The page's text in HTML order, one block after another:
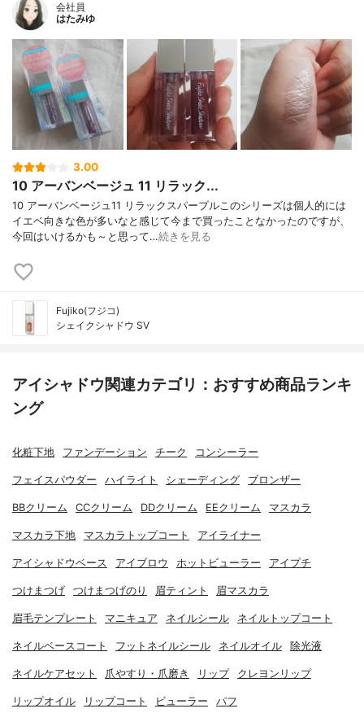
会社員
はたみゆ
3.00
10 アーバンベージュ 11 リラック...
10 アーバンベージュ11 リラックスパープルこのシリーズは個人的には
イエベ向きな色が多いなと感じて今まで買ったことなかったのですが、
今回はいけるかも～と思って…続きを見る
Fujiko(フジコ)
シェイクシャドウ SV
アイシャドウ関連カテゴリ：おすすめ商品ランキ
ング
化粧下地 ファンデーション チーク コンシーラー
フェイスパウダー ハイライト シェーディング ブロンザー
BBクリーム CCクリーム DDクリーム EEクリーム マスカラ
マスカラ下地 マスカラトップコート アイライナー
アイシャドウベース アイブロウ ホットビューラー アイプチ
つけまつげ つけまつげのり 眉ティント 眉マスカラ
眉毛テンプレート マニキュア ネイルシール ネイルトップコート
ネイルベースコート フットネイルシール ネイルオイル 除光液
ネイルケアセット 爪やすり・爪磨き リップ クレヨンリップ
リップオイル リップコート ビューラー パフ